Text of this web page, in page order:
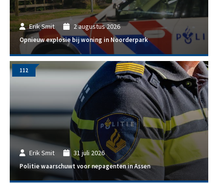
Erik Smit 2 augustus 2026
Opnieuw explosie bij woning in Noorderpark
Erik Smit 31 juli 2026
Politie waarschuwt voor nepagenten in Assen
112